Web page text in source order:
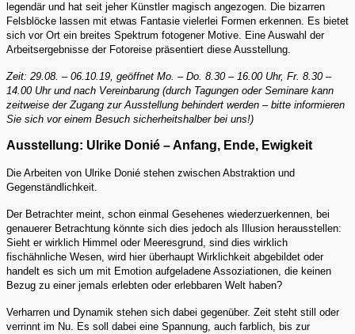
legendär und hat seit jeher Künstler magisch angezogen. Die bizarren
Felsblöcke lassen mit etwas Fantasie vielerlei Formen erkennen. Es bietet
sich vor Ort ein breites Spektrum fotogener Motive. Eine Auswahl der
Arbeitsergebnisse der Fotoreise präsentiert diese Ausstellung.
Zeit: 29.08. – 06.10.19, geöffnet Mo. – Do. 8.30 – 16.00 Uhr, Fr. 8.30 –
14.00 Uhr und nach Vereinbarung (durch Tagungen oder Seminare kann
zeitweise der Zugang zur Ausstellung behindert werden – bitte informieren
Sie sich vor einem Besuch sicherheitshalber bei uns!)
Ausstellung: Ulrike Donié – Anfang, Ende, Ewigkeit
Die Arbeiten von Ulrike Donié stehen zwischen Abstraktion und
Gegenständlichkeit.
Der Betrachter meint, schon einmal Gesehenes wiederzuerkennen, bei
genauerer Betrachtung könnte sich dies jedoch als Illusion herausstellen:
Sieht er wirklich Himmel oder Meeresgrund, sind dies wirklich
fischähnliche Wesen, wird hier überhaupt Wirklichkeit abgebildet oder
handelt es sich um mit Emotion aufgeladene Assoziationen, die keinen
Bezug zu einer jemals erlebten oder erlebbaren Welt haben?
Verharren und Dynamik stehen sich dabei gegenüber. Zeit steht still oder
verrinnt im Nu. Es soll dabei eine Spannung, auch farblich, bis zur